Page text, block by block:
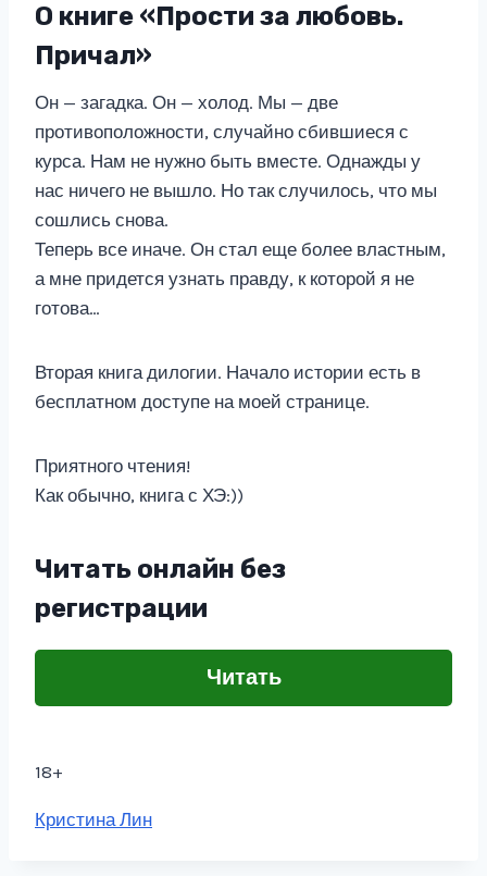
О книге «Прости за любовь.
Причал»
Он — загадка. Он — холод. Мы — две
противоположности, случайно сбившиеся с
курса. Нам не нужно быть вместе. Однажды у
нас ничего не вышло. Но так случилось, что мы
сошлись снова.
Теперь все иначе. Он стал еще более властным,
а мне придется узнать правду, к которой я не
готова…
Вторая книга дилогии. Начало истории есть в
бесплатном доступе на моей странице.
Приятного чтения!
Как обычно, книга с ХЭ:))
Читать онлайн без
регистрации
Читать
18+
Метки
Кристина Лин